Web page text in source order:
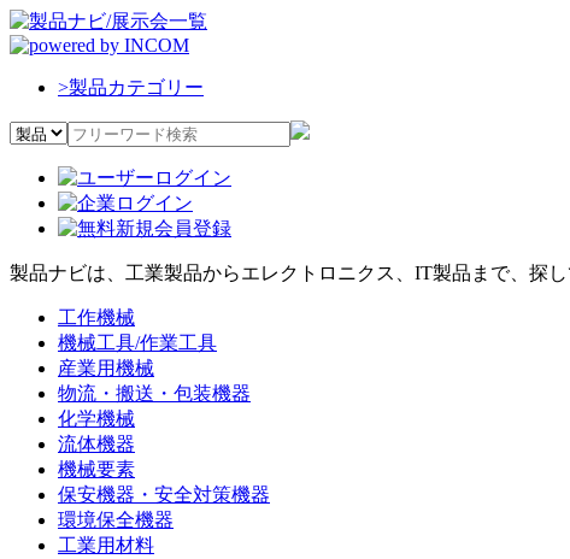
>製品カテゴリー
製品ナビは、工業製品からエレクトロニクス、IT製品まで、探
工作機械
機械工具/作業工具
産業用機械
物流・搬送・包装機器
化学機械
流体機器
機械要素
保安機器・安全対策機器
環境保全機器
工業用材料